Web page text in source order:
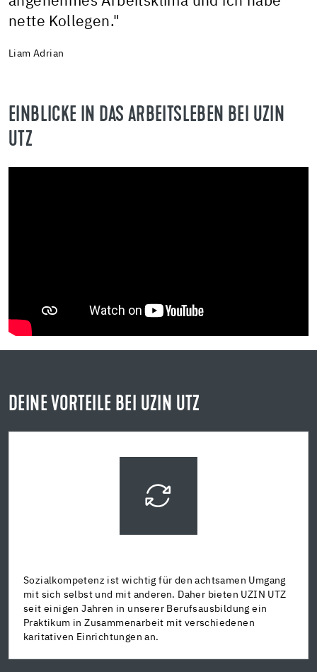
nette Kollegen."
Liam Adrian
EINBLICKE IN DAS ARBEITSLEBEN BEI UZIN
UTZ
DEINE VORTEILE BEI UZIN UTZ
Sozialkompetenz ist wichtig für den achtsamen Umgang
mit sich selbst und mit anderen. Daher bieten UZIN UTZ
seit einigen Jahren in unserer Berufsausbildung ein
Praktikum in Zusammenarbeit mit verschiedenen
karitativen Einrichtungen an.